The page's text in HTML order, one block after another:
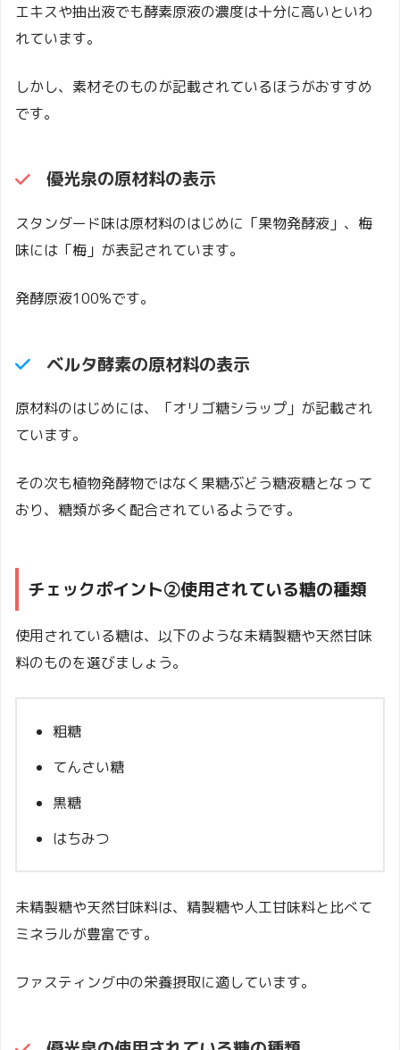
エキスや抽出液でも酵素原液の濃度は十分に高いといわ
れています。
しかし、素材そのものが記載されているほうがおすすめ
です。
優光泉の原材料の表示
スタンダード味は原材料のはじめに「果物発酵液」、梅
味には「梅」が表記されています。
発酵原液100%です。
ベルタ酵素の原材料の表示
原材料のはじめには、「オリゴ糖シラップ」が記載され
ています。
その次も植物発酵物ではなく果糖ぶどう糖液糖となって
おり、糖類が多く配合されているようです。
チェックポイント②使用されている糖の種類
使用されている糖は、以下のような未精製糖や天然甘味
料のものを選びましょう。
粗糖
てんさい糖
黒糖
はちみつ
未精製糖や天然甘味料は、精製糖や人工甘味料と比べて
ミネラルが豊富です。
ファスティング中の栄養摂取に適しています。